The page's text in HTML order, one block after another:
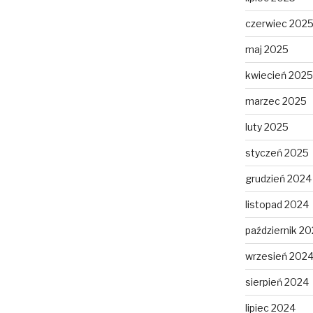
czerwiec 2025
maj 2025
kwiecień 2025
marzec 2025
luty 2025
styczeń 2025
grudzień 2024
listopad 2024
październik
wrzesień 2024
sierpień 2024
lipiec 2024